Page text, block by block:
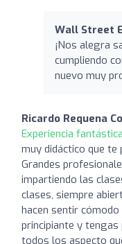
Wall Street
¡Nos alegra
cumpliendo
nuevo muy
Ricardo Requena
Experiencia
muy didáctico que te
Grandes
impartiendo las
clases, siempre
hacen sentir
principiante y tengas
todos los aspecto